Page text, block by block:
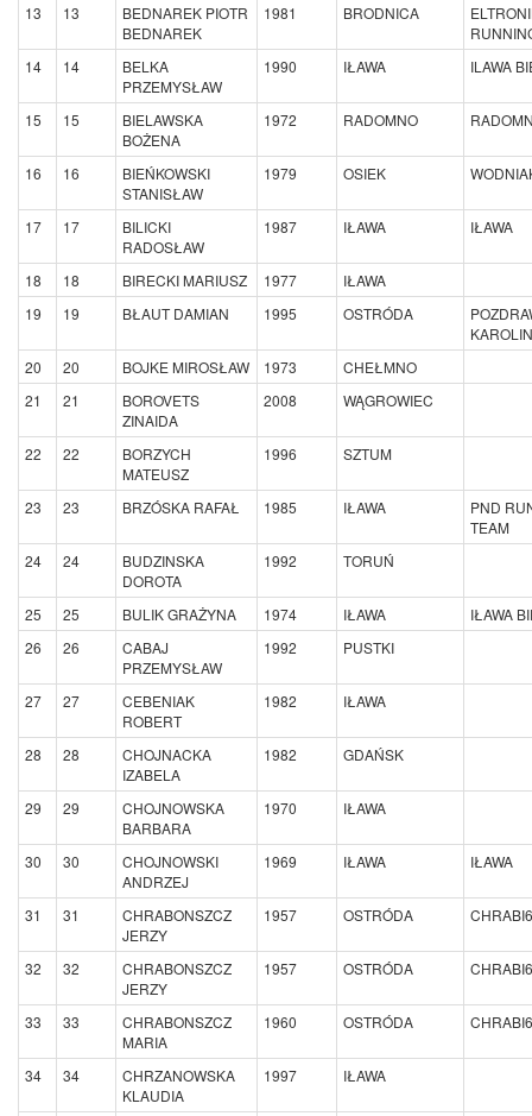
13
13
BEDNAREK PIOTR
BEDNAREK
1981 BRODNICA
14
14
BELKA
PRZEMYSŁAW
1990 IŁAWA ILAWA
15 15
BIELAWSKA
BOŻENA
1972 RADOMNO
16 16
BIEŃKOWSKI
STANISŁAW
1979 OSIEK
17 17
BILICKI
RADOSŁAW
1987 IŁAWA IŁAWA
18 18 BIRECKI MARIUSZ 1977
IŁAWA
19
19 BŁAUT DAMIAN 1995 OSTRÓDA
20
20 BOJKE MIROSŁAW 1973
CHEŁMNO
21
21
BOROVETS
ZINAIDA
2008 WĄGROWIEC
22 22
BORZYCH
MATEUSZ
1996 SZTUM
23 23 BRZÓSKA RAFAŁ 1985 IŁAWA
PND
TEAM
24
24
BUDZINSKA
DOROTA
1992 TORUŃ
25 25 BULIK GRAŻYNA 1974 IŁAWA
IŁAWA
26
26
CABAJ
PRZEMYSŁAW
1992 PUSTKI
27 27
CEBENIAK
ROBERT
1982 IŁAWA
28 28
CHOJNACKA
IZABELA
1982 GDAŃSK
29 29
CHOJNOWSKA
BARBARA
1970 IŁAWA
30 30
CHOJNOWSKI
ANDRZEJ
1969 IŁAWA IŁAWA
31 31
CHRABONSZCZ
JERZY
1957 OSTRÓDA
32 32
CHRABONSZCZ
JERZY
1957 OSTRÓDA
33 33
CHRABONSZCZ
MARIA
1960 OSTRÓDA
34 34
CHRZANOWSKA
KLAUDIA
1997 IŁAWA